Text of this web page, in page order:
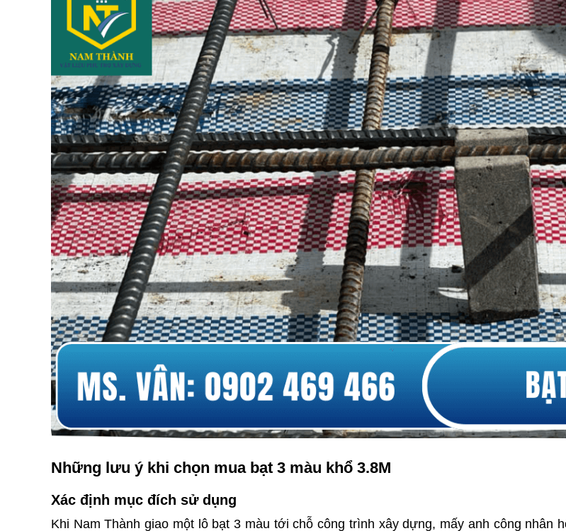
Những lưu ý khi chọn mua bạt 3 màu khổ 3.8M
Xác định mục đích sử dụng
Khi Nam Thành giao một lô bạt 3 màu tới chỗ công trình xây dựng, mấy anh công nhân